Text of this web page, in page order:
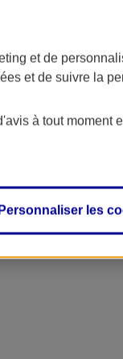
et de
et de suivre la
à tout moment
Personnaliser les